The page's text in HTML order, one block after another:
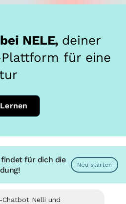
NELE, deiner
für eine
für dich die
Neu starten
Nelli und